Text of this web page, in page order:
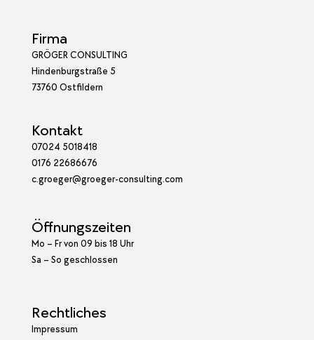
Firma
GRÖGER CONSULTING
Hindenburgstraße 5
73760 Ostfildern
Kontakt
07024 5018418
0176 22686676
c.groeger@groeger-consulting.com
Öffnungszeiten
Mo – Fr von 09 bis 18 Uhr
Sa – So geschlossen
Rechtliches
Impressum